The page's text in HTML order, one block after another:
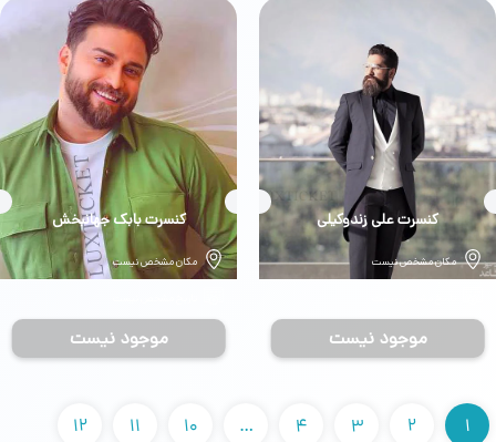
بلیط
کنسرت علی زندوکیلی
مکان مشخص نیست
موجود نیست
بلیط
کنسرت بابک جهانبخش
مکان مشخص نیست
موجود نیست
1
2
3
4
…
10
11
12